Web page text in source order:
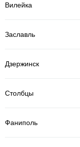
Вилейка
Заславль
Дзержинск
Столбцы
Фаниполь